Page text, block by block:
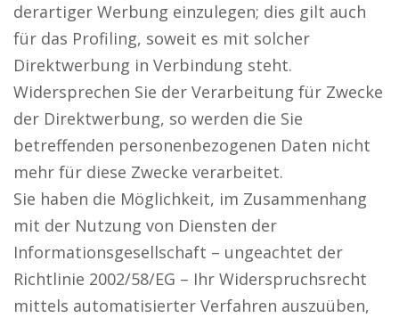
derartiger Werbung einzulegen; dies gilt auch
für das Profiling, soweit es mit solcher
Direktwerbung in Verbindung steht.
Widersprechen Sie der Verarbeitung für Zwecke
der Direktwerbung, so werden die Sie
betreffenden personenbezogenen Daten nicht
mehr für diese Zwecke verarbeitet.
Sie haben die Möglichkeit, im Zusammenhang
mit der Nutzung von Diensten der
Informationsgesellschaft – ungeachtet der
Richtlinie 2002/58/EG – Ihr Widerspruchsrecht
mittels automatisierter Verfahren auszuüben,